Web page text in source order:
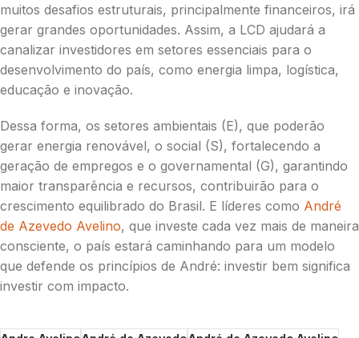
muitos desafios estruturais, principalmente financeiros, irá
gerar grandes oportunidades. Assim, a LCD ajudará a
canalizar investidores em setores essenciais para o
desenvolvimento do país, como energia limpa, logística,
educação e inovação.
Dessa forma, os setores ambientais (E), que poderão
gerar energia renovável, o social (S), fortalecendo a
geração de empregos e o governamental (G), garantindo
maior transparência e recursos, contribuirão para o
crescimento equilibrado do Brasil. E líderes como André
de Azevedo Avelino, que investe cada vez mais de maneira
consciente, o país estará caminhando para um modelo
que defende os princípios de André: investir bem significa
investir com impacto.